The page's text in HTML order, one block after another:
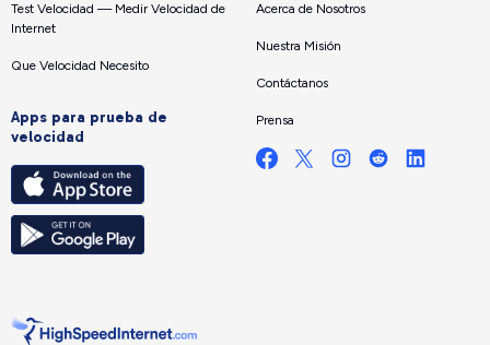
Test Velocidad — Medir Velocidad de
Internet
Que Velocidad Necesito
Apps para prueba de
velocidad
Acerca de Nosotros
Nuestra Misión
Contáctanos
Prensa